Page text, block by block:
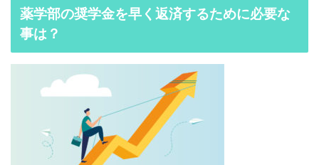
薬学部の奨学金を早く返済するために必要な
事は？